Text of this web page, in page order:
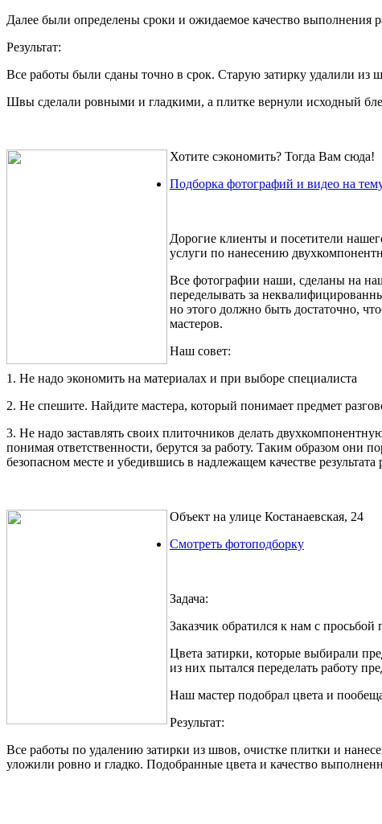
Далее были определены сроки и ожидаемое качество выполнения
Результат:
Все работы были сданы точно в срок. Старую затирку удалили из
Швы сделали ровными и гладкими, а плитке вернули исходный
Хотите сэкономить? Тогда Вам сюда!
Подборка фотографий и видео на
Дорогие клиенты и посетители
услуги по нанесению
Все фотографии наши, сделаны на
переделывать за
но этого должно быть достаточно,
мастеров.
Наш совет:
1. Не надо экономить на материалах и при выборе специалиста
2. Не спешите. Найдите мастера, который понимает предмет
3. Не надо заставлять своих плиточников делать
понимая ответственности, берутся за работу. Таким образом
безопасном месте и убедившись в надлежащем качестве
Объект на улице Костанаевская, 24
Смотреть фотоподборку
Задача:
Заказчик обратился к нам с
Цвета затирки, которые выбирали
из них пытался переделать работу
Наш мастер подобрал цвета и
Результат:
Все работы по удалению затирки из швов, очистке плитки и
уложили ровно и гладко. Подобранные цвета и качество